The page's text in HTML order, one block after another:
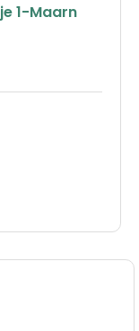
1-Maarn